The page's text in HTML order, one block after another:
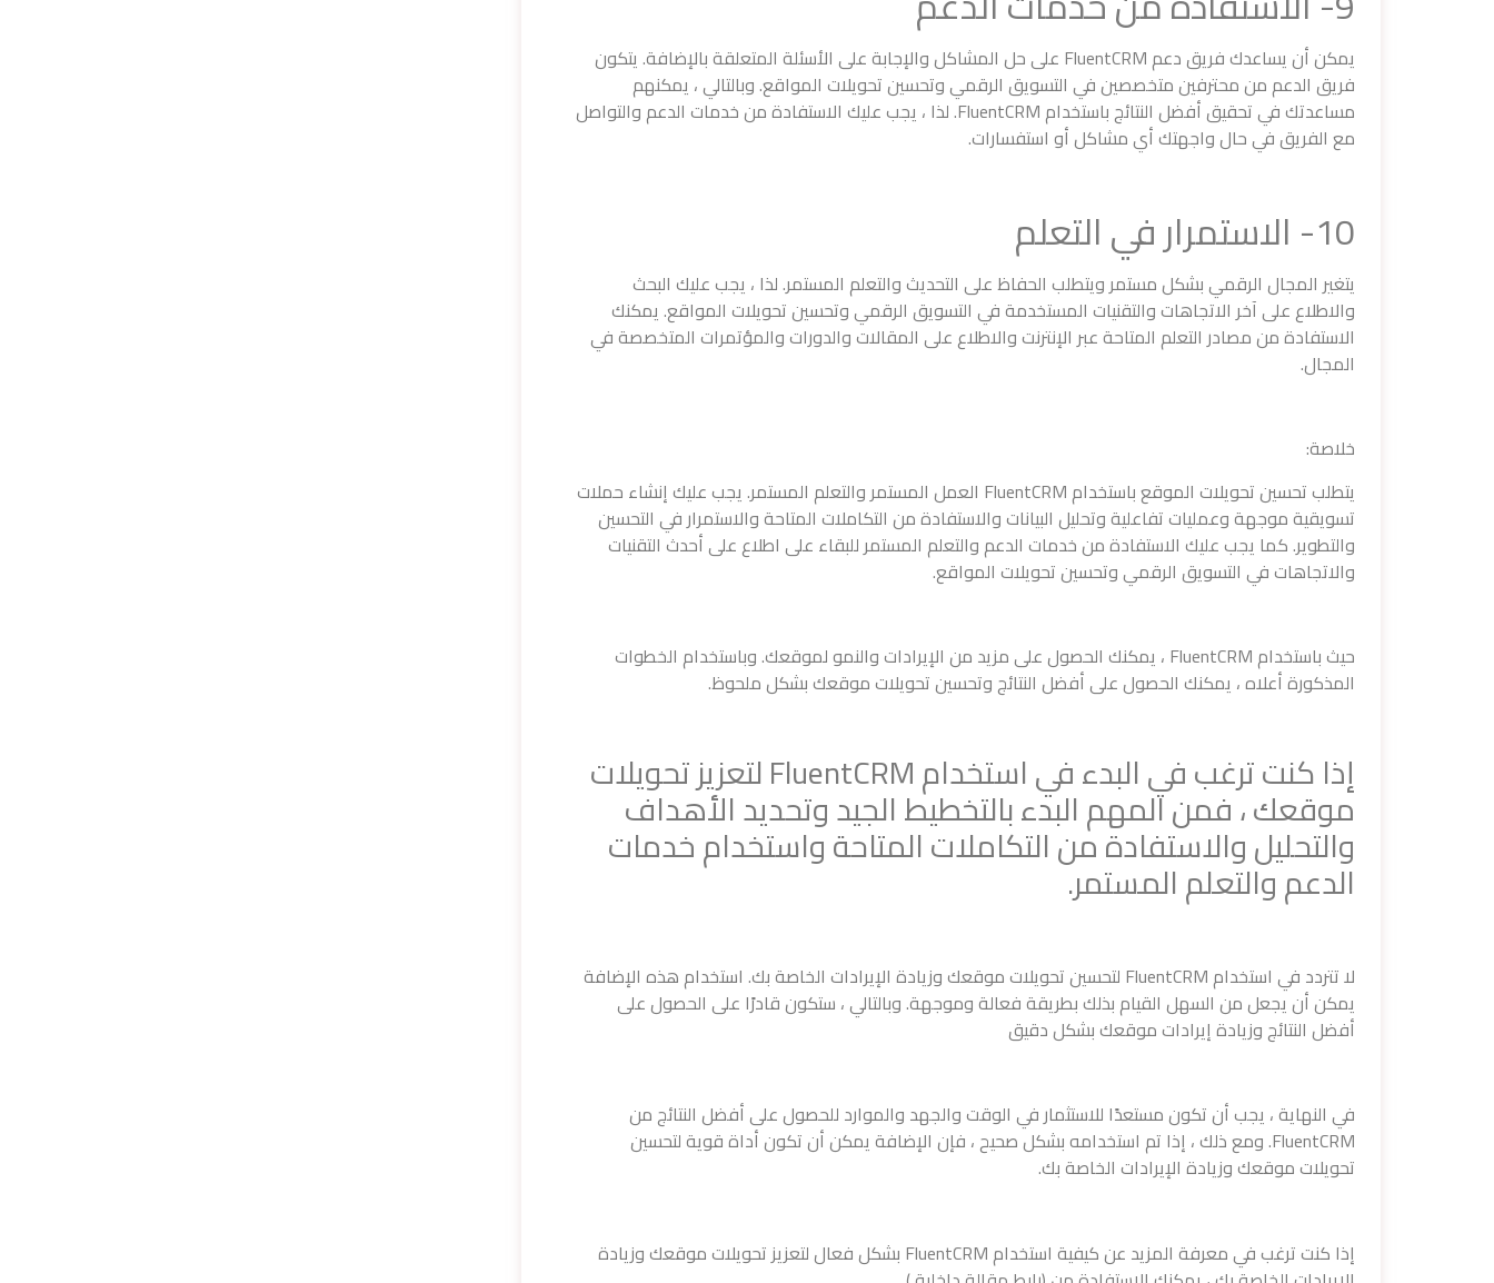
يمكن أن يساعدك فريق دعم FluentCRM على حل المشاكل والإجابة على الأسئلة المتعلقة بالإضافة. يتكون
فريق الدعم من محترفين متخصصين في التسويق الرقمي وتحسين تحويلات المواقع. وبالتالي ، يمكنهم
مساعدتك في تحقيق أفضل النتائج باستخدام FluentCRM. لذا ، يجب عليك الاستفادة من خدمات الدعم والتواصل
مع الفريق في حال واجهتك أي مشاكل أو استفسارات.
10- الاستمرار في التعلم
يتغير المجال الرقمي بشكل مستمر ويتطلب الحفاظ على التحديث والتعلم المستمر. لذا ، يجب عليك البحث
والاطلاع على آخر الاتجاهات والتقنيات المستخدمة في التسويق الرقمي وتحسين تحويلات المواقع. يمكنك
الاستفادة من مصادر التعلم المتاحة عبر الإنترنت والاطلاع على المقالات والدورات والمؤتمرات المتخصصة في
المجال.
خلاصة:
يتطلب تحسين تحويلات الموقع باستخدام FluentCRM العمل المستمر والتعلم المستمر. يجب عليك إنشاء حملات
تسويقية موجهة وعمليات تفاعلية وتحليل البيانات والاستفادة من التكاملات المتاحة والاستمرار في التحسين
والتطوير. كما يجب عليك الاستفادة من خدمات الدعم والتعلم المستمر للبقاء على اطلاع على أحدث التقنيات
والاتجاهات في التسويق الرقمي وتحسين تحويلات المواقع.
حيث باستخدام FluentCRM ، يمكنك الحصول على مزيد من الإيرادات والنمو لموقعك. وباستخدام الخطوات
المذكورة أعلاه ، يمكنك الحصول على أفضل النتائج وتحسين تحويلات موقعك بشكل ملحوظ.
إذا كنت ترغب في البدء في استخدام FluentCRM لتعزيز تحويلات
موقعك ، فمن المهم البدء بالتخطيط الجيد وتحديد الأهداف
والتحليل والاستفادة من التكاملات المتاحة واستخدام خدمات
الدعم والتعلم المستمر.
لا تتردد في استخدام FluentCRM لتحسين تحويلات موقعك وزيادة الإيرادات الخاصة بك. استخدام هذه الإضافة
يمكن أن يجعل من السهل القيام بذلك بطريقة فعالة وموجهة. وبالتالي ، ستكون قادرًا على الحصول على
أفضل النتائج وزيادة إيرادات موقعك بشكل دقيق
في النهاية ، يجب أن تكون مستعدًا للاستثمار في الوقت والجهد والموارد للحصول على أفضل النتائج من
FluentCRM. ومع ذلك ، إذا تم استخدامه بشكل صحيح ، فإن الإضافة يمكن أن تكون أداة قوية لتحسين
تحويلات موقعك وزيادة الإيرادات الخاصة بك.
إذا كنت ترغب في معرفة المزيد عن كيفية استخدام FluentCRM بشكل فعال لتعزيز تحويلات موقعك وزيادة